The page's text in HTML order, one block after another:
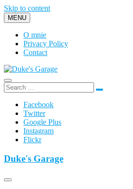
Skip to content
MENU
O mnie
Privacy Policy
Contact
Duke's Garage
Facebook
Twitter
Google Plus
Instagram
Flickr
Duke's Garage